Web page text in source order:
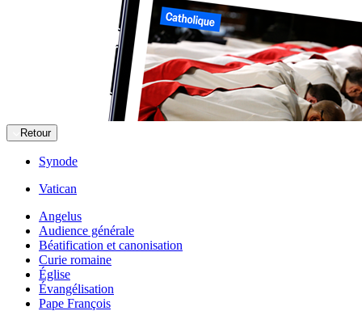
Retour
Synode
Vatican
Angelus
Audience générale
Béatification et canonisation
Curie romaine
Église
Évangélisation
Pape François